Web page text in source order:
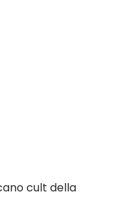
cult della